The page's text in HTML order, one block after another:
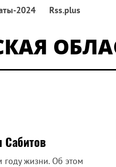
2024 Rss.plus
Сабитов
году жизни. Об этом